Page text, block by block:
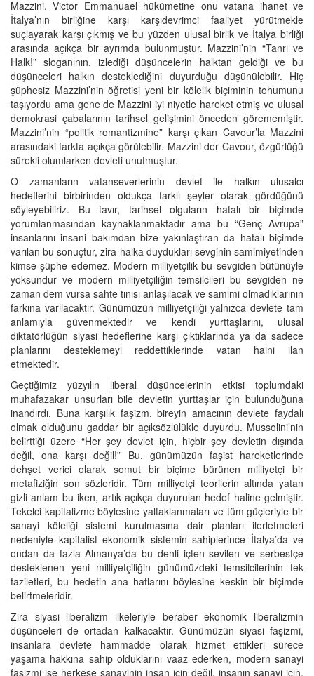
Mazzini, Victor Emmanuael hükümetine onu vatana ihanet ve
İtalya’nın birliğine karşı karşıdevrimci faaliyet yürütmekle
suçlayarak karşı çıkmış ve bu yüzden ulusal birlik ve İtalya birliği
arasında açıkça bir ayrımda bulunmuştur. Mazzini’nin “Tanrı ve
Halk!” sloganının, izlediği düşüncelerin halktan geldiği ve bu
düşünceleri halkın desteklediğini duyurduğu düşünülebilir. Hiç
şüphesiz Mazzini’nin öğretisi yeni bir kölelik biçiminin tohumunu
taşıyordu ama gene de Mazzini iyi niyetle hareket etmiş ve ulusal
demokrasi çabalarının tarihsel gelişimini önceden görememiştir.
Mazzini’nin “politik romantizmine” karşı çıkan Cavour’la Mazzini
arasındaki farkta açıkça görülebilir. Mazzini der Cavour, özgürlüğü
sürekli olumlarken devleti unutmuştur.
O zamanların vatanseverlerinin devlet ile halkın ulusalcı
hedeflerini birbirinden oldukça farklı şeyler olarak gördüğünü
söyleyebiliriz. Bu tavır, tarihsel olguların hatalı bir biçimde
yorumlanmasından kaynaklanmaktadır ama bu “Genç Avrupa”
insanlarını insani bakımdan bize yakınlaştıran da hatalı biçimde
varılan bu sonuçtur, zira halka duydukları sevginin samimiyetinden
kimse şüphe edemez. Modern milliyetçilik bu sevgiden bütünüyle
yoksundur ve modern milliyetçiliğin temsilcileri bu sevgiden ne
zaman dem vursa sahte tınısı anlaşılacak ve samimi olmadıklarının
farkına varılacaktır. Günümüzün milliyetçiliği yalnızca devlete tam
anlamıyla güvenmektedir ve kendi yurttaşlarını, ulusal
diktatörlüğün siyasi hedeflerine karşı çıktıklarında ya da sadece
planlarını desteklemeyi reddettiklerinde vatan haini ilan
etmektedir.
Geçtiğimiz yüzyılın liberal düşüncelerinin etkisi toplumdaki
muhafazakar unsurları bile devletin yurttaşlar için bulunduğuna
inandırdı. Buna karşılık faşizm, bireyin amacının devlete faydalı
olmak olduğunu gaddar bir açıksözlülükle duyurdu. Mussolini’nin
belirttiği üzere “Her şey devlet için, hiçbir şey devletin dışında
değil, ona karşı değil!” Bu, günümüzün faşist hareketlerinde
dehşet verici olarak somut bir biçime bürünen milliyetçi bir
metafiziğin son sözleridir. Tüm milliyetçi teorilerin altında yatan
gizli anlam bu iken, artık açıkça duyurulan hedef haline gelmiştir.
Tekelci kapitalizme böylesine yaltaklanmaları ve tüm güçleriyle bir
sanayi köleliği sistemi kurulmasına dair planları ilerletmeleri
nedeniyle kapitalist ekonomik sistemin sahiplerince İtalya’da ve
ondan da fazla Almanya’da bu denli içten sevilen ve serbestçe
desteklenen yeni milliyetçiliğin günümüzdeki temsilcilerinin tek
faziletleri, bu hedefin ana hatlarını böylesine keskin bir biçimde
belirtmeleridir.
Zira siyasi liberalizm ilkeleriyle beraber ekonomik liberalizmin
düşünceleri de ortadan kalkacaktır. Günümüzün siyasi faşizmi,
insanlara devlete hammadde olarak hizmet ettikleri sürece
yaşama hakkına sahip olduklarını vaaz ederken, modern sanayi
faşizmi ise herkese sanayinin insan için değil, insanın sanayi için,